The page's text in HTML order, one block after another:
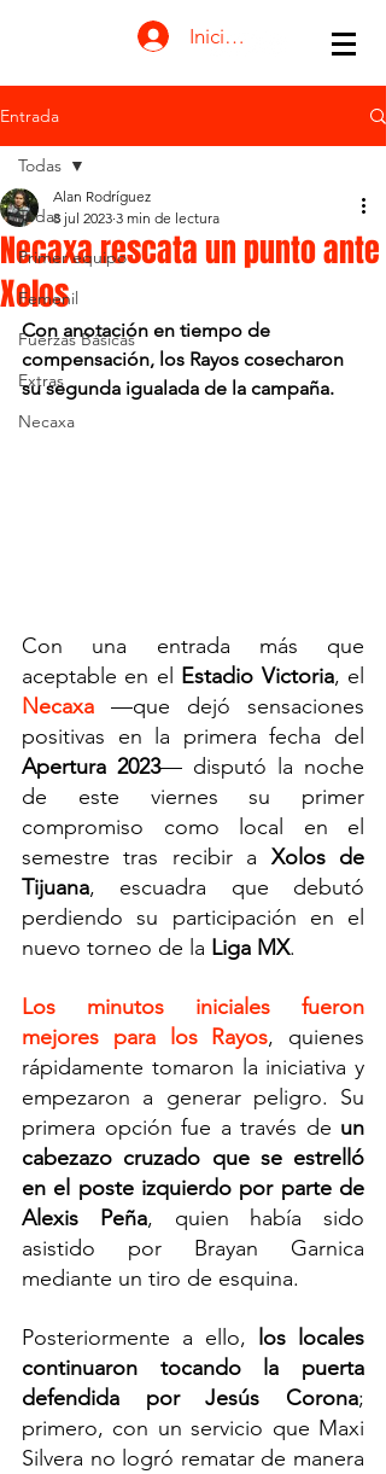
Iniciar sesión
Entrada
Todas
Primer equipo
Femenil
Fuerzas Básicas
Extras
Necaxa
Todas
Necaxa rescata un punto ante
Xolos
Alan Rodríguez
8 jul 2023 3 min de lectura
Con anotación en tiempo de
compensación, los Rayos cosecharon
su segunda igualada de la campaña.
Con una entrada más que
aceptable en el Estadio Victoria
Necaxa —que dejó sensaciones
Apertura 2023— disputó la noche
de este viernes su primer
compromiso como local en el
semestre tras recibir a Xolos de
Tijuana, escuadra que debutó
perdiendo su participación en el
nuevo torneo de la Liga MX.
Los minutos iniciales fueron
mejores para los Rayos, quienes
rápidamente tomaron la iniciativa y
empezaron a generar peligro. Su
primera opción fue a través de un
cabezazo cruzado que se estrelló
en el poste izquierdo por parte de
Alexis Peña, quien había sido
asistido por Brayan Garnica
mediante un tiro de esquina.
Posteriormente a ello,
los locales
continuaron tocando la puerta
defendida por Jesús Corona;
primero, con un servicio que Maxi
Silvera no logró rematar de manera